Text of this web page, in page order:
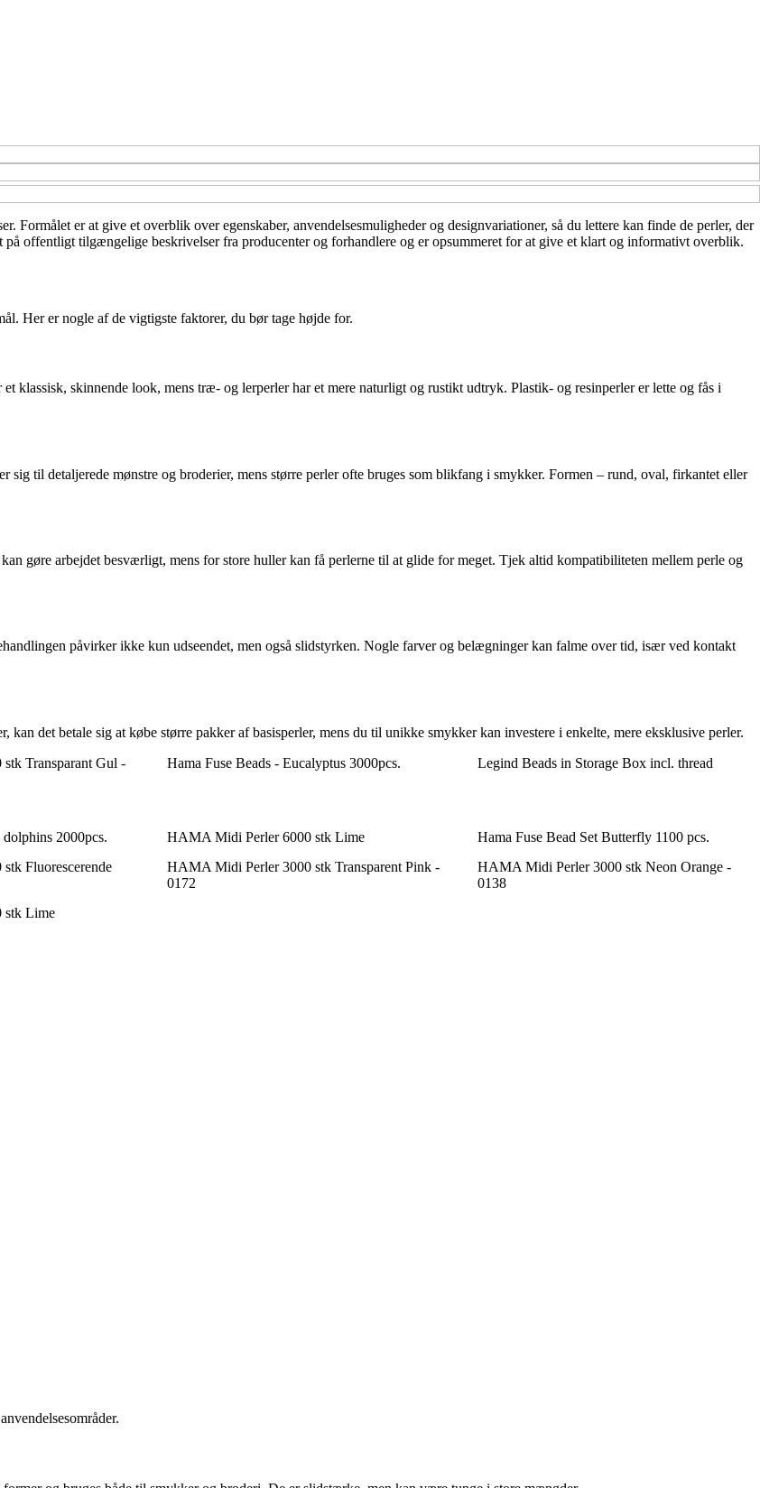
Formålet er at give et overblik over egenskaber, anvendelsesmuligheder og designvariationer, så du lettere kan finde de perler, der
offentligt tilgængelige beskrivelser fra producenter og forhandlere og er opsummeret for at give et klart og informativt overblik.
Her er nogle af de vigtigste faktorer, du bør tage højde for.
klassisk, skinnende look, mens træ- og lerperler har et mere naturligt og rustikt udtryk. Plastik- og resinperler er lette og fås i
sig til detaljerede mønstre og broderier, mens større perler ofte bruges som blikfang i smykker. Formen – rund, oval, firkantet eller
gøre arbejdet besværligt, mens for store huller kan få perlerne til at glide for meget. Tjek altid kompatibiliteten mellem perle og
påvirker ikke kun udseendet, men også slidstyrken. Nogle farver og belægninger kan falme over tid, især ved kontakt
det betale sig at købe større pakker af basisperler, mens du til unikke smykker kan investere i enkelte, mere eksklusive perler.
Transparant Gul -
Hama Fuse Beads - Eucalyptus 3000pcs. Legind Beads in Storage Box incl. thread
2000pcs. HAMA Midi Perler 6000 stk Lime
Hama Fuse Bead Set Butterfly 1100 pcs.
Fluorescerende
HAMA Midi Perler 3000 stk Transparent Pink -
0172
HAMA Midi Perler 3000 stk Neon Orange -
0138
stk Lime